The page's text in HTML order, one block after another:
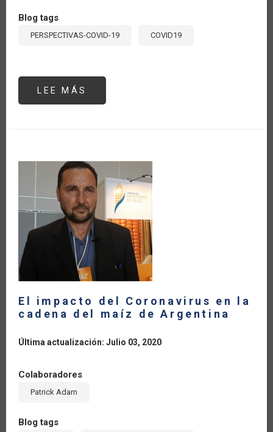
Blog tags
PERSPECTIVAS-COVID-19 COVID19
LEE MÁS
INNOVACIÓN
RECUPERACIÓN
POST
COVID-
19
DE
LAS
EMPRESAS
AGROALIMENTARIAS
El impacto del Coronavirus en la
cadena del maíz de Argentina
Última actualización: Julio 03, 2020
Colaboradores
Patrick Adam
Blog tags